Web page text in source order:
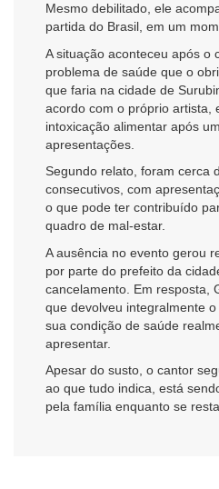
Mesmo debilitado, ele
partida do Brasil, em um
A situação aconteceu após o
problema de saúde que o
que faria na cidade de
acordo com o próprio artista,
intoxicação alimentar após
apresentações.
Segundo relato, foram cerca
consecutivos, com
o que pode ter contribuído
quadro de mal-estar.
A ausência no evento gerou
por parte do prefeito da
cancelamento. Em resposta,
que devolveu integralmente
sua condição de saúde
apresentar.
Apesar do susto, o cantor
ao que tudo indica, está
pela família enquanto se